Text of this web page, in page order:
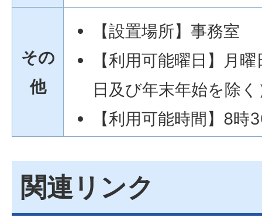
その
他
【設置場所】事務室
【利用可能曜日】月
日及び年末年始を除く
【利用可能時間】8時
関連リンク